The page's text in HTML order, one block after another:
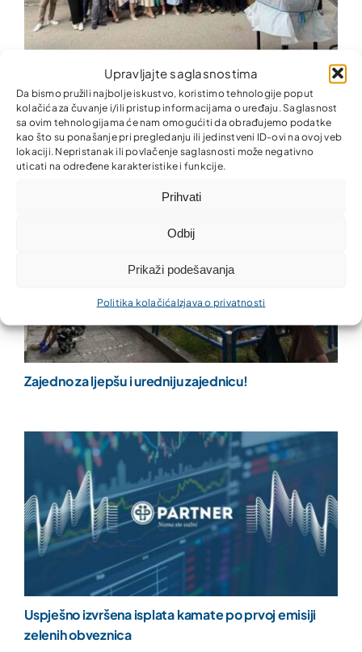
Upravljajte saglasnostima
Da bismo pružili najbolje iskustvo, koristimo tehnologije poput
kolačića za čuvanje i/ili pristup informacijama o uređaju. Saglasnost
sa ovim tehnologijama će nam omogućiti da obrađujemo podatke
kao što su ponašanje pri pregledanju ili jedinstveni ID-ovi na ovoj veb
lokaciji. Nepristanak ili povlačenje saglasnosti može negativno
uticati na određene karakteristike i funkcije.
Prihvati
Odbij
Prikaži podešavanja
Politika kolačića Izjava o privatnosti
Partner MKO otvorio novu poslovnicu u Tuzli
Zajedno za ljepšu i uredniju zajednicu!
Uspješno izvršena isplata kamate po prvoj emisiji
zelenih obveznica